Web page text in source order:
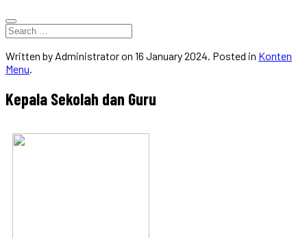
Written by Administrator on 16 January 2024. Posted in Konten
Menu.
Kepala Sekolah dan Guru